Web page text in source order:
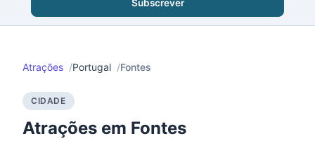
Subscrever
Atrações Portugal Fontes
CIDADE
Atrações em Fontes